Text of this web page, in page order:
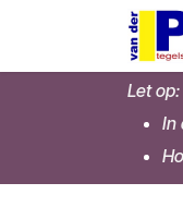
Overslaan naar
Let op:
In